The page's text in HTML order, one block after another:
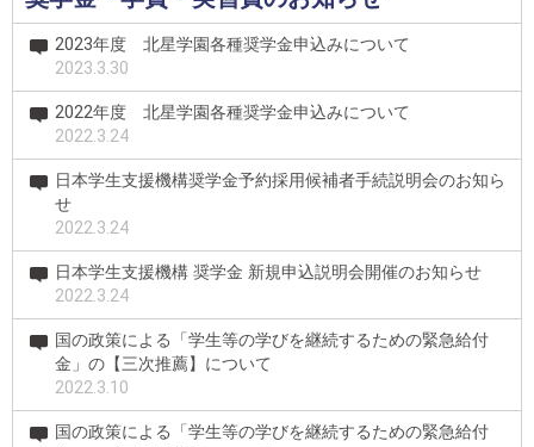
2023年度 北星学園各種奨学金申込みについて
2023.3.30
2022年度 北星学園各種奨学金申込みについて
2022.3.24
日本学生支援機構奨学金予約採用候補者手続説明会のお知ら
せ
2022.3.24
日本学生支援機構 奨学金 新規申込説明会開催のお知らせ
2022.3.24
国の政策による「学生等の学びを継続するための緊急給付
金」の【三次推薦】について
2022.3.10
国の政策による「学生等の学びを継続するための緊急給付